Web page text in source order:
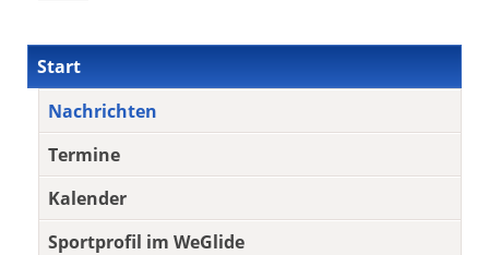
überspringen
Start
Nachrichten
Termine
Kalender
Sportprofil im WeGlide